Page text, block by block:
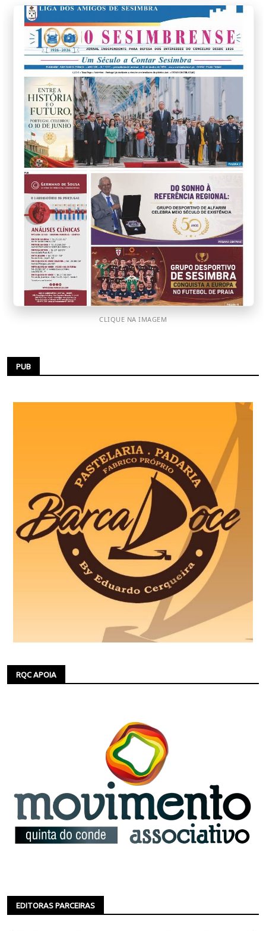
CLIQUE NA IMAGEM
PUB
RQC APOIA
EDITORAS PARCEIRAS